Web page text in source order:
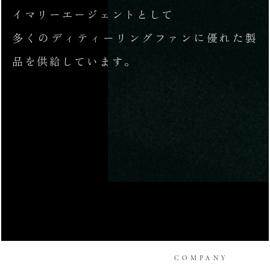
イマリーエージェントとして
多くのディティーリングファンに優れた製
品を供給しています。
COMPANY